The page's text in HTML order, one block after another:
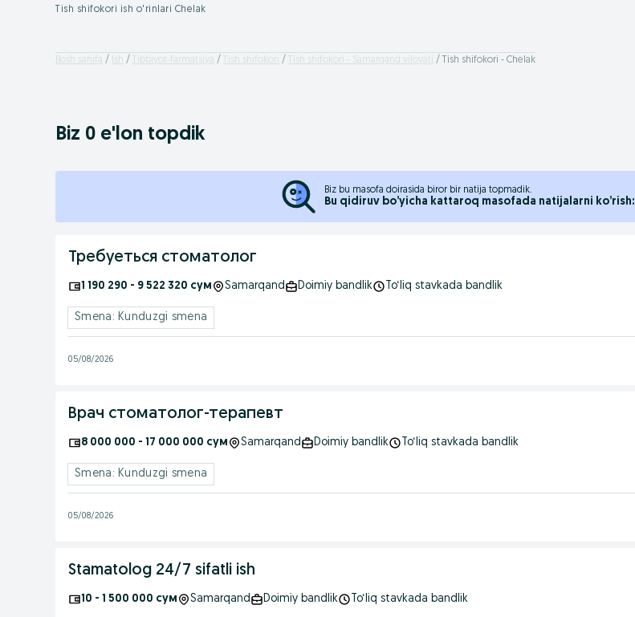
Tish shifokori ish o'rinlari Chelak
Bosh sahifa Ish Tibbiyot-farmatsiya Tish shifokori Tish shifokori - Samarqand viloyati Tish shifokori - Chelak
Biz 0 e'lon topdik
Biz bu masofa doirasida biror bir natija topmadik.
Bu qidiruv bo’yicha kattaroq masofada natijalarni ko’rish:
Требуеться стоматолог
1 190 290 - 9 522 320 сум Samarqand Doimiy bandlik To‘liq stavkada bandlik
Smena: Kunduzgi smena
05/08/2026
Врач стоматолог-терапевт
8 000 000 - 17 000 000 сум Samarqand Doimiy bandlik To‘liq stavkada bandlik
Smena: Kunduzgi smena
05/08/2026
Stamatolog 24/7 sifatli ish
10 - 1 500 000 сум Samarqand Doimiy bandlik To‘liq stavkada bandlik